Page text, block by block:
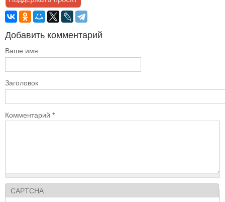
Добавить комментарий
Ваше имя
Заголовок
Комментарий *
CAPTCHA